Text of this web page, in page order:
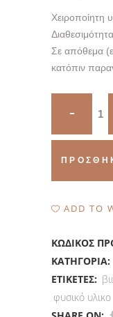
Χειροποίητη
Σε απόθεμα
κατόπιν
Υφαντή
τσάντα
καλαμπόκι
quantity
ADD TO
ΚΩΔΙΚΌΣ
ΚΑΤΗΓΟΡΊΑ:
ΕΤΙΚΈΤΕΣ:
φυσικό υλικο